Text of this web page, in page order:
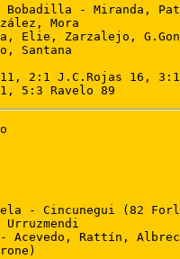
Bobadilla - Miranda,
Elie, Zarzalejo,
Santana
11, 2:1 J.C.Rojas 16,
5:3 Ravelo 89
- Cincunegui (82
Acevedo, Rattín,